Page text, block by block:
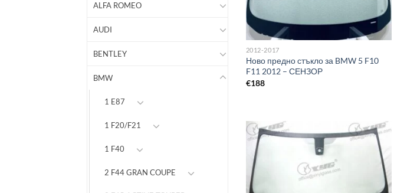
ALFA ROMEO
AUDI
BENTLEY
BMW
1 E87
1 F20/F21
1 F40
2 F44 GRAN COUPE
2012-2017
Ново предно стъкло за BMW 5 F10
F11 2012 – СЕНЗОР
€188